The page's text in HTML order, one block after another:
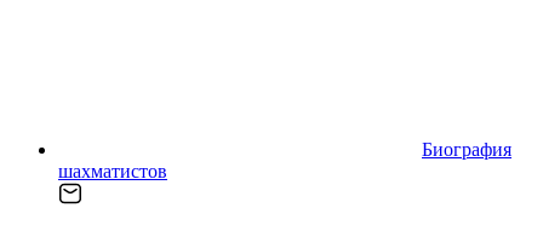
Биография
шахматистов